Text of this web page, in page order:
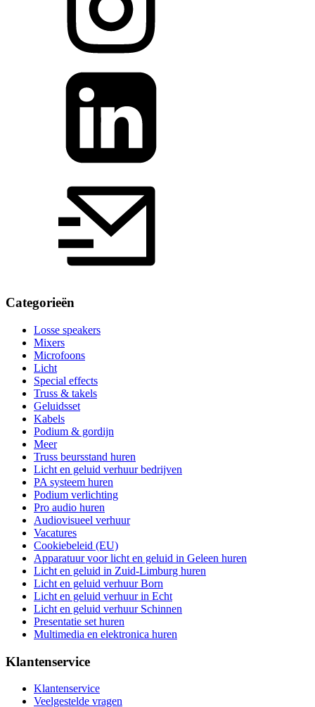
Categorieën
Losse speakers
Mixers
Microfoons
Licht
Special effects
Truss & takels
Geluidsset
Kabels
Podium & gordijn
Meer
Truss beursstand huren
Licht en geluid verhuur bedrijven
PA systeem huren
Podium verlichting
Pro audio huren
Audiovisueel verhuur
Vacatures
Cookiebeleid (EU)
Apparatuur voor licht en geluid in Geleen huren
Licht en geluid in Zuid-Limburg huren
Licht en geluid verhuur Born
Licht en geluid verhuur in Echt
Licht en geluid verhuur Schinnen
Presentatie set huren
Multimedia en elektronica huren
Klantenservice
Klantenservice
Veelgestelde vragen